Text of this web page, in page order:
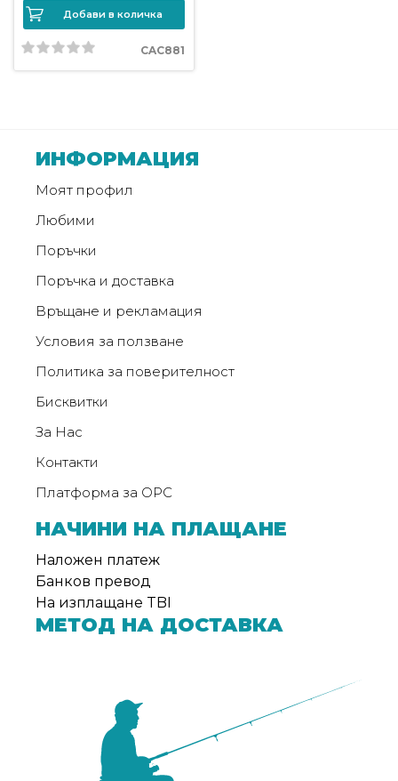
Политика
за
2026
Всички
права
запазени.
Интернет
Дизайн
Добави в количка
CAC881
ИНФОРМАЦИЯ
Моят профил
Любими
Поръчки
Поръчка и доставка
Връщане и рекламация
Условия за ползване
Политика за поверителност
Бисквитки
За Нас
Контакти
Платформа за ОРС
НАЧИНИ НА ПЛАЩАНЕ
Наложен платеж
Банков превод
На изплащане TBI
МЕТОД НА ДОСТАВКА